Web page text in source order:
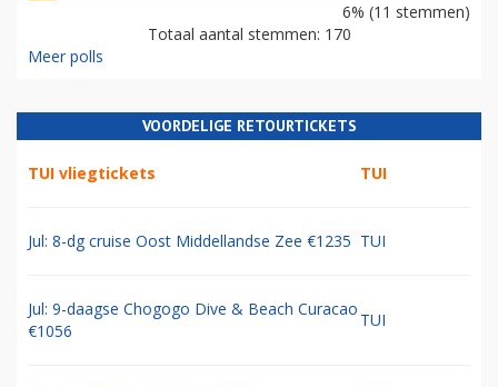
6% (11 stemmen)
Totaal aantal stemmen: 170
Meer polls
VOORDELIGE RETOURTICKETS
TUI vliegtickets TUI
Jul: 8-dg cruise Oost Middellandse Zee €1235 TUI
Jul: 9-daagse Chogogo Dive & Beach Curacao
€1056
TUI